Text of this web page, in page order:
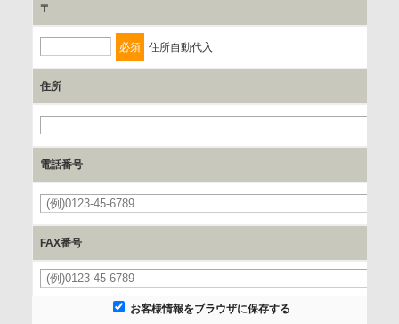
利用目的の通知、開示、内容の訂正、追加または削除、利用
の停止、消去および 第三者への提供の停止（「開示等」とい
います。）に応じます。
開示等のご請求は、下記お問い合わせ先窓口へご連絡願いま
す。
情報提供の任意性及び情報を与えなかった場合に本人に生じ
る結果
ご回答できない場合がございます。
〒
必須 住所自動代入
住所
電話番号
FAX番号
お客様情報をブラウザに保存する